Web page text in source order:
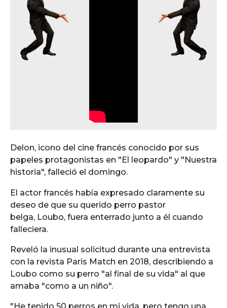
Delon, icono del cine francés conocido por sus
papeles protagonistas en "El leopardo" y "Nuestra
historia", falleció el domingo.
El actor francés había expresado claramente su
deseo de que su querido perro pastor
belga, Loubo, fuera enterrado junto a él cuando
falleciera.
Reveló la inusual solicitud durante una entrevista
con la revista Paris Match en 2018, describiendo a
Loubo como su perro "al final de su vida" al que
amaba "como a un niño".